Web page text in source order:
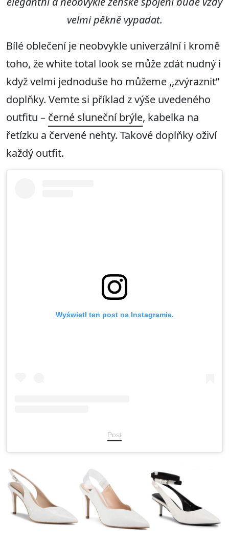
velmi pěkně vypadat.
Bílé oblečení je neobvykle univerzální i kromě
toho, že white total look se může zdát nudný i
když velmi jednoduše ho můžeme ,,zvýraznit”
doplňky. Vemte si příklad z výše uvedeného
outfitu – černé sluneční brýle, kabelka na
řetízku a červené nehty. Takové doplňky oživí
každý outfit.
Wyświetl ten post na Instagramie.
Post